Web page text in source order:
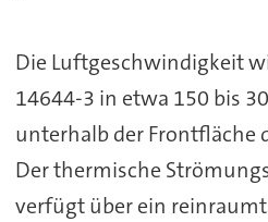
Die Luftgeschwindigkeit
14644-3 in etwa 150 bis
unterhalb der Frontfläche
Der thermische
verfügt über ein